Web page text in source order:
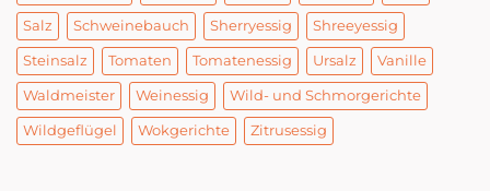
Salz Schweinebauch Sherryessig Shreeyessig
Steinsalz Tomaten Tomatenessig Ursalz Vanille
Waldmeister Weinessig Wild- und Schmorgerichte
Wildgeflügel Wokgerichte Zitrusessig